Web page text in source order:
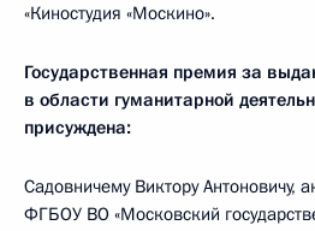
«Киностудия «Москино».
Государственная премия за
в области гуманитарной
присуждена:
Садовничему Виктору Антоновичу,
ФГБОУ ВО «Московский